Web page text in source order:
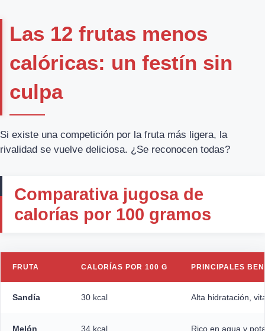
Las 12 frutas menos
calóricas: un festín sin
culpa
Si existe una competición por la fruta más ligera, la
rivalidad se vuelve deliciosa. ¿Se reconocen todas?
Comparativa jugosa de
calorías por 100 gramos
FRUTA CALORÍAS POR 100 G PRINCIPALES
Sandía 30 kcal Alta hidratación,
Melón 34 kcal Rico en agua y